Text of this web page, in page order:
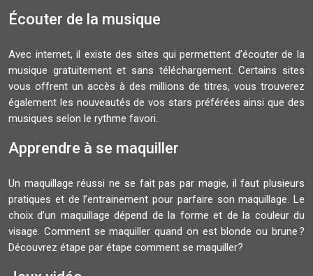
Écouter de la musique
Avec internet, il existe des sites qui permettent d’écouter de la
musique gratuitement et sans téléchargement. Certains sites
vous offrent un accès à des millions de titres, vous trouverez
également les nouveautés de vos stars préférées ainsi que des
musiques selon le rythme favori.
Apprendre à se maquiller
Un maquillage réussi ne se fait pas par magie, il faut plusieurs
pratiques et de l’entrainement pour parfaire son maquillage. Le
choix d’un maquillage dépend de la forme et de la couleur du
visage. Comment se maquiller quand on est blonde ou brune ?
Découvrez étape par étape comment se maquiller?